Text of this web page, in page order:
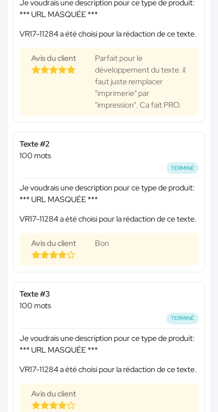
Je voudrais une description pour ce type de produit:
*** URL MASQUÉE ***
VR17-11284 a été choisi pour la rédaction de ce texte.
Avis du client
Parfait pour le
développement du texte. il
faut juste remplacer
"imprimerie" par
"impression". Ca fait PRO.
Texte #2
100 mots
TERMINÉ
Je voudrais une description pour ce type de produit:
*** URL MASQUÉE ***
VR17-11284 a été choisi pour la rédaction de ce texte.
Avis du client Bon
Texte #3
100 mots
TERMINÉ
Je voudrais une description pour ce type de produit:
*** URL MASQUÉE ***
VR17-11284 a été choisi pour la rédaction de ce texte.
Avis du client